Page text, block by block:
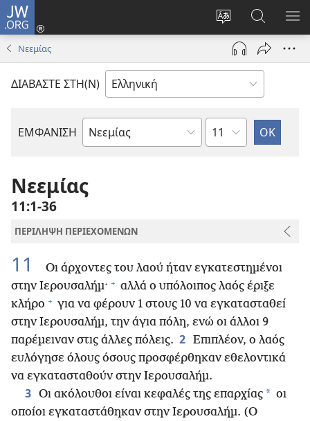
JW.ORG
Αλλαγή
γλώσσας
ιστότοπου
Σύνδεση
(ανοίγει
παράθυρο)
στο
JW.ORG
Νεεμίας
ΔΙΑΒΑΣΤΕ ΣΤΗ(Ν)
ΕΜΦΑΝΙΣΗ
Βιβλίο
Γραφής
Κεφάλαιο
Νεεμίας
11:1-36
ΠΕΡΙΛΗΨΗ ΠΕΡΙΕΧΟΜΕΝΩΝ
11
Οι άρχοντες του λαού ήταν εγκατεστημένοι
στην Ιερουσαλήμ· + αλλά ο υπόλοιπος λαός έριξε
κλήρο + για να φέρουν 1 στους 10 να εγκατασταθεί
στην Ιερουσαλήμ, την άγια πόλη, ενώ οι άλλοι 9
παρέμειναν στις άλλες πόλεις. 2 Επιπλέον, ο λαός
ευλόγησε όλους όσους προσφέρθηκαν εθελοντικά
να εγκατασταθούν στην Ιερουσαλήμ.
3 Οι ακόλουθοι είναι κεφαλές της επαρχίας * οι
οποίοι εγκαταστάθηκαν στην Ιερουσαλήμ. (Ο